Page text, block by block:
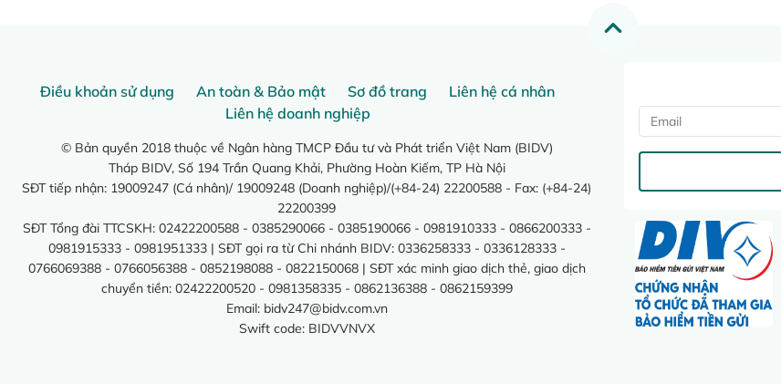
Điều khoản sử dụng An toàn & Bảo mật Sơ đồ trang
Liên hệ cá nhân
Liên hệ doanh nghiệp
© Bản quyền 2018 thuộc về Ngân hàng TMCP Đầu tư và Phát triển Việt Nam (BIDV)
Tháp BIDV, Số 194 Trần Quang Khải, Phường Hoàn Kiếm, TP Hà Nội
SĐT tiếp nhận: 19009247 (Cá nhân)/ 19009248 (Doanh nghiệp)/(+84-24) 22200588 - Fax: (+84-24)
22200399
SĐT Tổng đài TTCSKH: 02422200588 - 0385290066 - 0385190066 - 0981910333 - 0866200333 -
0981915333 - 0981951333 | SĐT gọi ra từ Chi nhánh BIDV: 0336258333 - 0336128333 -
0766069388 - 0766056388 - 0852198088 - 0822150068 | SĐT xác minh giao dịch thẻ, giao dịch
chuyển tiền: 02422200520 - 0981358335 - 0862136388 - 0862159399
Email: bidv247@bidv.com.vn
Swift code: BIDVVNVX